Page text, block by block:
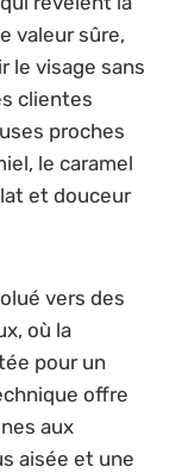
valeur sûre,
le visage sans
clientes
proches
le caramel
et douceur
vers des
où la
pour un
offre
aux
aisée et une